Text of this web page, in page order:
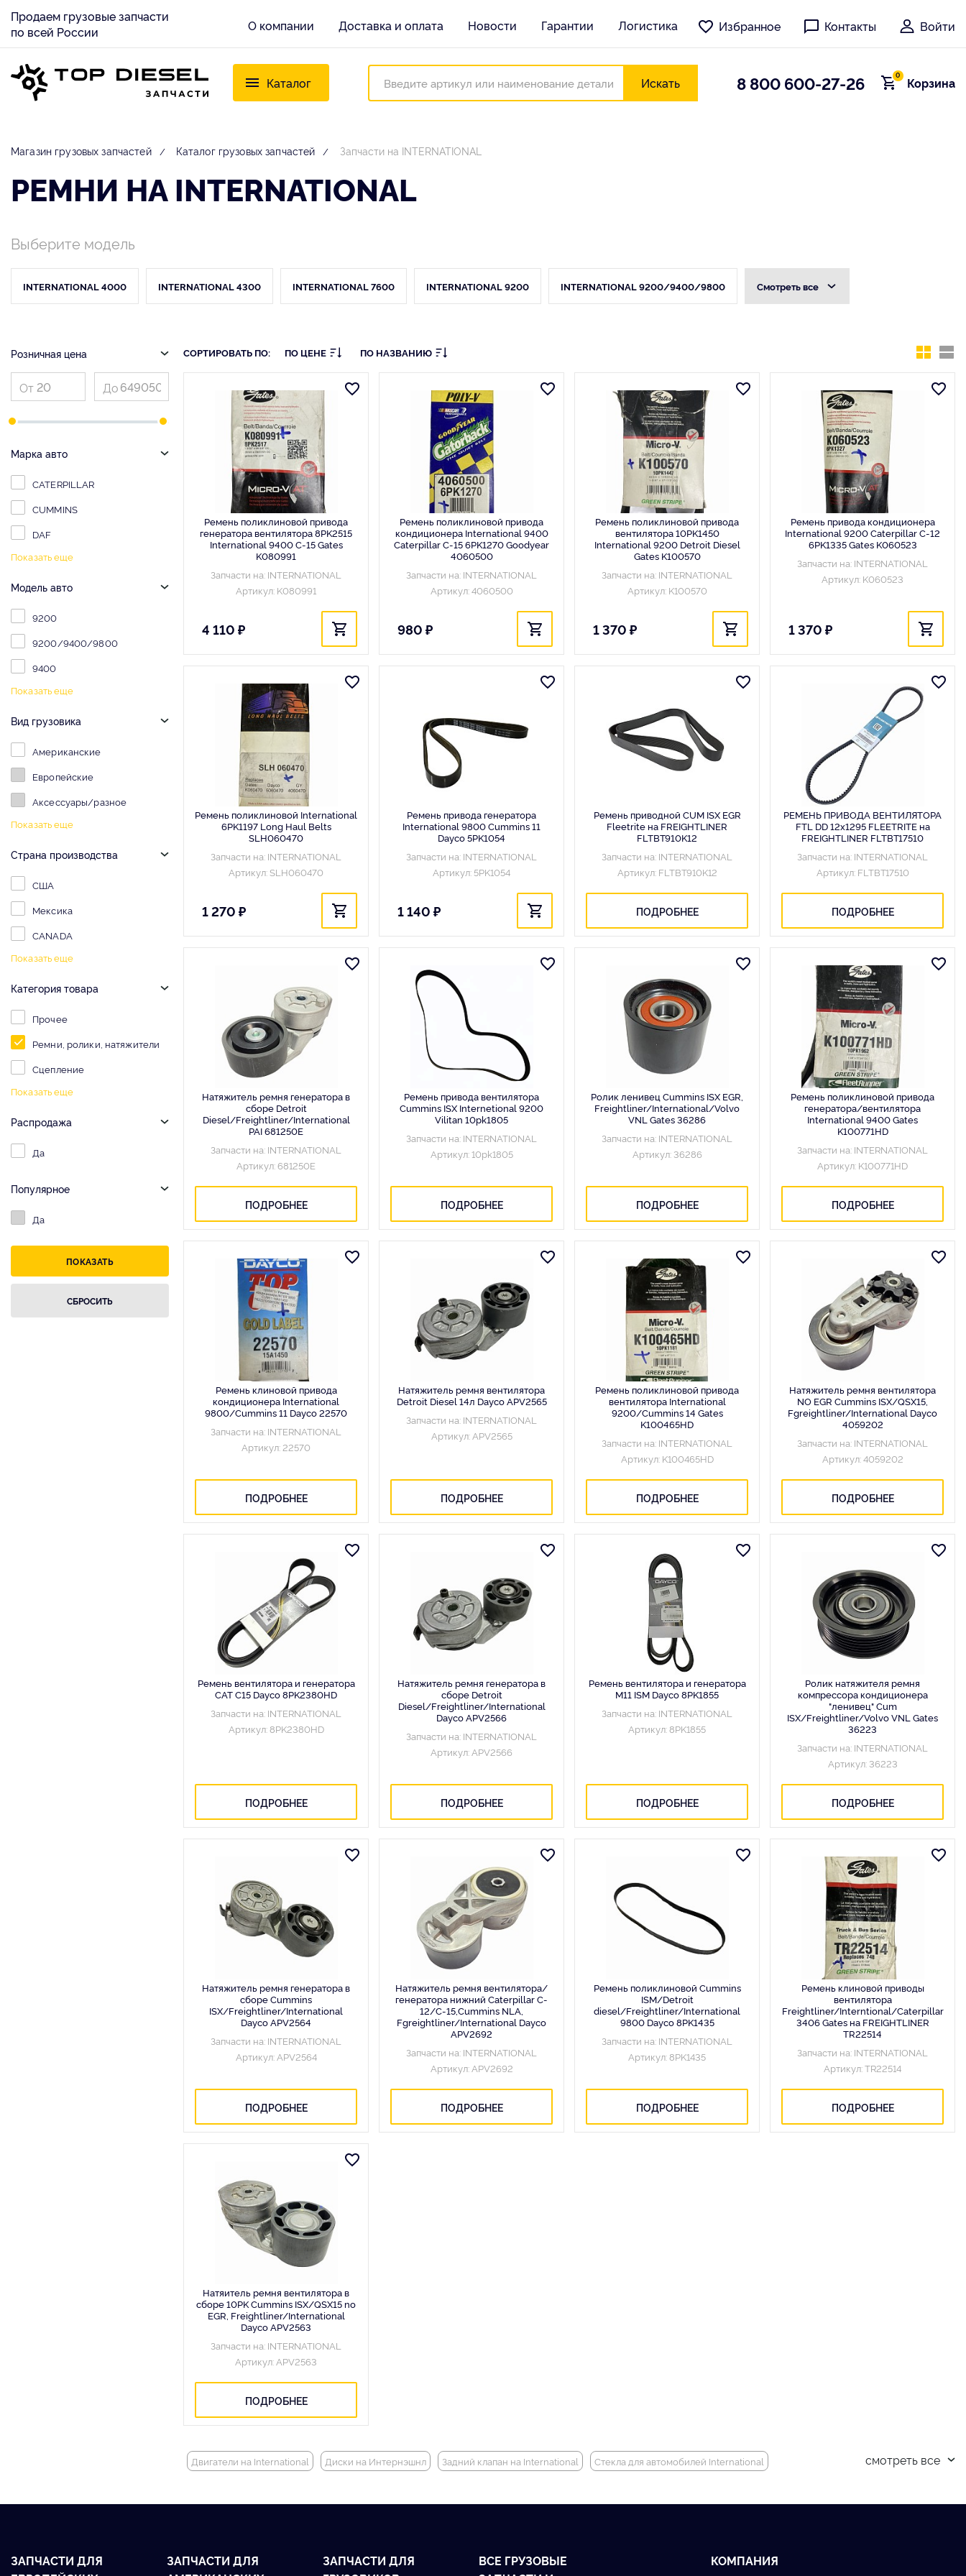
Продаем грузовые запчасти
по всей России
О компании Доставка и оплата Новости Гарантии Логистика Избранное Контакты Войти
Каталог Искать 8 800 600-27-26 Корзина
0
Магазин грузовых запчастей Каталог грузовых запчастей Запчасти на INTERNATIONAL
РЕМНИ НА INTERNATIONAL
Выберите модель
INTERNATIONAL 4000 INTERNATIONAL 4300 INTERNATIONAL 7600 INTERNATIONAL 9200 INTERNATIONAL 9200/9400/9800 Cмотреть все
Розничная цена
Марка авто
CATERPILLAR
CUMMINS
DAF
Показать еще
Модель авто
9200
9200/9400/9800
9400
Показать еще
Вид грузовика
Американские
Европейские
Аксессуары/разное
Показать еще
Страна производства
США
Мексика
CANADA
Показать еще
Категория товара
Прочее
Ремни, ролики, натяжители
Сцепление
Показать еще
Распродажа
Да
Популярное
Да
СОРТИРОВАТЬ ПО: ПО ЦЕНЕ ПО НАЗВАНИЮ
Ремень поликлиновой привода
генератора вентилятора 8PK2515
International 9400 C-15 Gates
K080991
Запчасти на: INTERNATIONAL
Артикул: K080991
4 110 ₽
Ремень поликлиновой привода
кондиционера International 9400
Caterpillar C-15 6PK1270 Goodyear
4060500
Запчасти на: INTERNATIONAL
Артикул: 4060500
980 ₽
Ремень поликлиновой привода
вентилятора 10PK1450
International 9200 Detroit Diesel
Gates K100570
Запчасти на: INTERNATIONAL
Артикул: K100570
1 370 ₽
Ремень привода кондиционера
International 9200 Caterpillar C-12
6PK1335 Gates K060523
Запчасти на: INTERNATIONAL
Артикул: K060523
1 370 ₽
Ремень поликлиновой International
6PK1197 Long Haul Belts
SLH060470
Запчасти на: INTERNATIONAL
Артикул: SLH060470
1 270 ₽
Ремень привода генератора
International 9800 Cummins 11
Dayco 5PK1054
Запчасти на: INTERNATIONAL
Артикул: 5PK1054
1 140 ₽
Ремень приводной CUM ISX EGR
Fleetrite на FREIGHTLINER
FLTBT910K12
Запчасти на: INTERNATIONAL
Артикул: FLTBT910K12
ПОДРОБНЕЕ
РЕМЕНЬ ПРИВОДА ВЕНТИЛЯТОРА
FTL DD 12x1295 FLEETRITE на
FREIGHTLINER FLTBT17510
Запчасти на: INTERNATIONAL
Артикул: FLTBT17510
ПОДРОБНЕЕ
Натяжитель ремня генератора в
сборе Detroit
Diesel/Freightliner/International
PAI 681250E
Запчасти на: INTERNATIONAL
Артикул: 681250E
ПОДРОБНЕЕ
Ремень привода вентилятора
Cummins ISX Internetional 9200
Vilitan 10pk1805
Запчасти на: INTERNATIONAL
Артикул: 10pk1805
ПОДРОБНЕЕ
Ролик ленивец Cummins ISX EGR,
Freightliner/International/Volvo
VNL Gates 36286
Запчасти на: INTERNATIONAL
Артикул: 36286
ПОДРОБНЕЕ
Ремень поликлиновой привода
генератора/вентилятора
International 9400 Gates
K100771HD
Запчасти на: INTERNATIONAL
Артикул: K100771HD
ПОДРОБНЕЕ
Ремень клиновой привода
кондиционера International
9800/Cummins 11 Dayco 22570
Запчасти на: INTERNATIONAL
Артикул: 22570
ПОДРОБНЕЕ
Натяжитель ремня вентилятора
Detroit Diesel 14л Dayco APV2565
Запчасти на: INTERNATIONAL
Артикул: APV2565
ПОДРОБНЕЕ
Ремень поликлиновой привода
вентилятора International
9200/Cummins 14 Gates
K100465HD
Запчасти на: INTERNATIONAL
Артикул: K100465HD
ПОДРОБНЕЕ
Натяжитель ремня вентилятора
NO EGR Cummins ISX/QSX15,
Fgreightliner/International Dayco
4059202
Запчасти на: INTERNATIONAL
Артикул: 4059202
ПОДРОБНЕЕ
Ремень вентилятора и генератора
CAT С15 Dayco 8PK2380HD
Запчасти на: INTERNATIONAL
Артикул: 8PK2380HD
ПОДРОБНЕЕ
Натяжитель ремня генератора в
сборе Detroit
Diesel/Freightliner/International
Dayco APV2566
Запчасти на: INTERNATIONAL
Артикул: APV2566
ПОДРОБНЕЕ
Ремень вентилятора и генератора
М11 ISM Dayco 8PK1855
Запчасти на: INTERNATIONAL
Артикул: 8PK1855
ПОДРОБНЕЕ
Ролик натяжителя ремня
компрессора кондиционера
"ленивец" Cum
ISX/Freightliner/Volvo VNL Gates
36223
Запчасти на: INTERNATIONAL
Артикул: 36223
ПОДРОБНЕЕ
Натяжитель ремня генератора в
сборе Cummins
ISX/Freightliner/International
Dayco APV2564
Запчасти на: INTERNATIONAL
Артикул: APV2564
ПОДРОБНЕЕ
Натяжитель ремня вентилятора/
генератора нижний Caterpillar C-
12/C-15,Cummins NLA,
Fgreightliner/International Dayco
APV2692
Запчасти на: INTERNATIONAL
Артикул: APV2692
ПОДРОБНЕЕ
Ремень поликлиновой Cummins
ISM/Detroit
diesel/Freightliner/International
9800 Dayco 8PK1435
Запчасти на: INTERNATIONAL
Артикул: 8PK1435
ПОДРОБНЕЕ
Ремень клиновой приводы
вентилятора
Freightliner/Interntional/Caterpillar
3406 Gates на FREIGHTLINER
TR22514
Запчасти на: INTERNATIONAL
Артикул: TR22514
ПОДРОБНЕЕ
Натяитель ремня вентилятора в
сборе 10PK Cummins ISX/QSX15 no
EGR, Freightliner/International
Dayco APV2563
Запчасти на: INTERNATIONAL
Артикул: APV2563
ПОДРОБНЕЕ
Двигатели на International Диски на Интернэшнл Задний клапан на International Стекла для автомобилей International смотреть все
ЗАПЧАСТИ ДЛЯ
ЗАПЧАСТИ ДЛЯ
ЗАПЧАСТИ ДЛЯ
ВСЕ ГРУЗОВЫЕ
КОМПАНИЯ